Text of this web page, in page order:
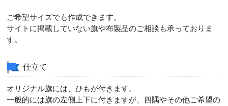
ご希望サイズでも作成できます。
サイトに掲載していない旗や布製品のご相談も承っておりま
す。
仕立て
オリジナル旗には、ひもが付きます。
一般的には旗の左側上下に付きますが、四隅やその他ご希望の